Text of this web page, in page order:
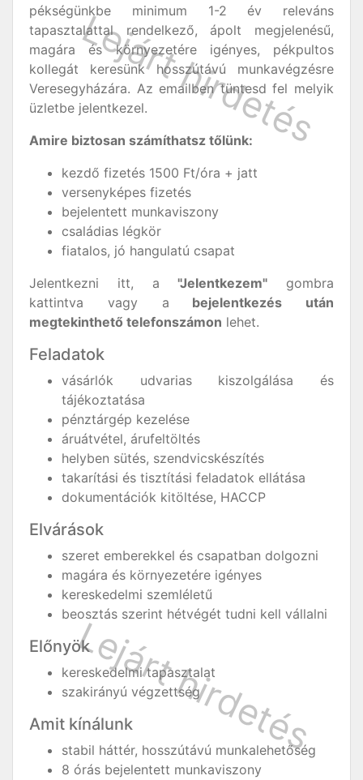
pékségünkbe minimum 1-2 év releváns
tapasztalattal rendelkező, ápolt megjelenésű,
magára és környezetére igényes, pékpultos
kollegát keresünk hosszútávú munkavégzésre
Veresegyházára. Az emailben tüntesd fel melyik
üzletbe jelentkezel.
Amire biztosan számíthatsz tőlünk:
kezdő fizetés 1500 Ft/óra + jatt
versenyképes fizetés
bejelentett munkaviszony
családias légkör
fiatalos, jó hangulatú csapat
Jelentkezni itt, a"Jelentkezem" gombra
kattintva vagy a bejelentkezés után
megtekinthető telefonszámon lehet.
Feladatok
vásárlók udvarias kiszolgálása és
tájékoztatása
pénztárgép kezelése
áruátvétel, árufeltöltés
helyben sütés, szendvicskészítés
takarítási és tisztítási feladatok ellátása
dokumentációk kitöltése, HACCP
Elvárások
szeret emberekkel és csapatban dolgozni
magára és környezetére igényes
kereskedelmi szemléletű
beosztás szerint hétvégét tudni kell vállalni
Előnyök
kereskedelmi tapasztalat
szakirányú végzettség
Amit kínálunk
stabil háttér, hosszútávú munkalehetőség
8 órás bejelentett munkaviszony